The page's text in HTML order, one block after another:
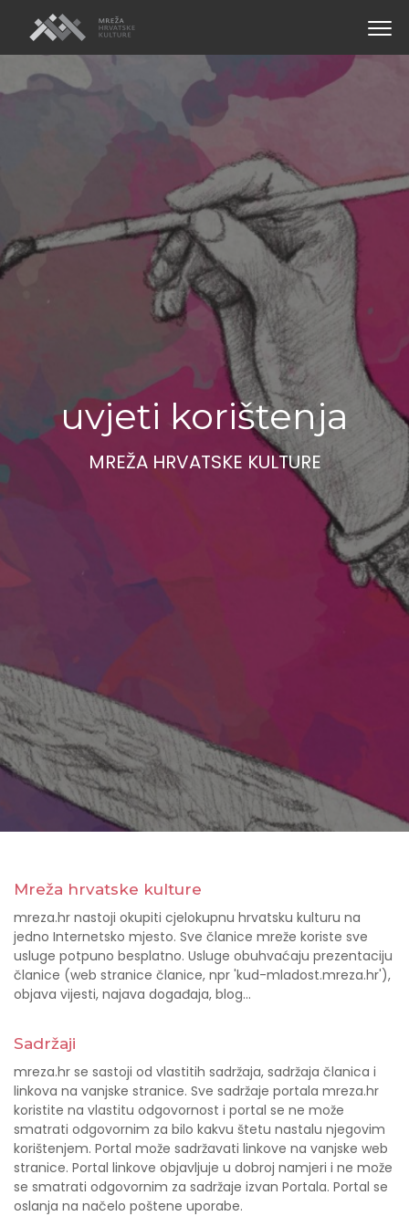
uvjeti korištenja
MREŽA HRVATSKE KULTURE
Mreža hrvatske kulture
mreza.hr nastoji okupiti cjelokupnu hrvatsku kulturu na
jedno Internetsko mjesto. Sve članice mreže koriste sve
usluge potpuno besplatno. Usluge obuhvaćaju prezentaciju
članice (web stranice članice, npr 'kud-mladost.mreza.hr'),
objava vijesti, najava događaja, blog...
Sadržaji
mreza.hr se sastoji od vlastitih sadržaja, sadržaja članica i
linkova na vanjske stranice. Sve sadržaje portala mreza.hr
koristite na vlastitu odgovornost i portal se ne može
smatrati odgovornim za bilo kakvu štetu nastalu njegovim
korištenjem. Portal može sadržavati linkove na vanjske web
stranice. Portal linkove objavljuje u dobroj namjeri i ne može
se smatrati odgovornim za sadržaje izvan Portala. Portal se
oslanja na načelo poštene uporabe.